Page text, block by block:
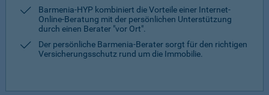
Barmenia-HYP kombiniert die Vorteile einer Internet-
Online-Beratung mit der persönlichen Unterstützung
durch einen Berater "vor Ort".
Der persönliche Barmenia-Berater sorgt für den richtigen
Versicherungsschutz rund um die Immobilie.